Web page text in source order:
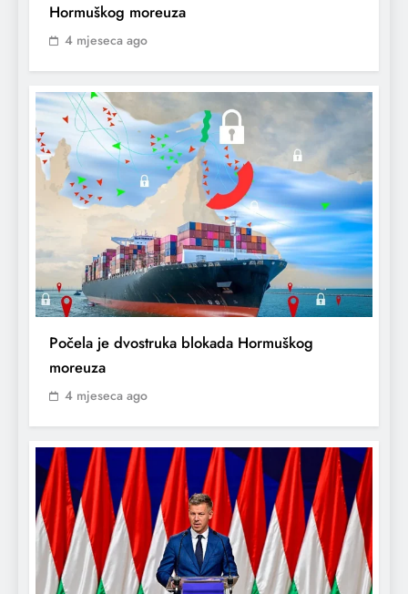
Hormuškog moreuza
4 mjeseca ago
Počela je dvostruka blokada Hormuškog
moreuza
4 mjeseca ago